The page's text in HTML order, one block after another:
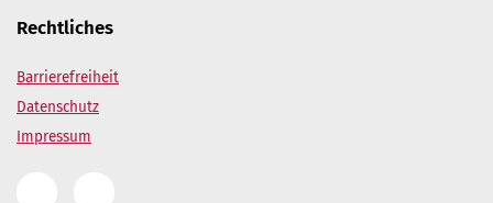
Rechtliches
Barrierefreiheit
Datenschutz
Impressum